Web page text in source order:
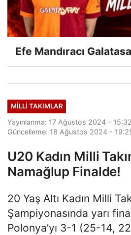
Efe Mandıracı
MILLI TAKIMLAR
Yayınlanma: 17 Ağustos 2024 - 15:32
Güncelleme: 18 Ağustos 2024 -
U20 Kadın Milli
Namağlup Finalde!
20 Yaş Altı Kadın Milli
Şampiyonasında yarı
Polonya’yı 3-1 (25-14,